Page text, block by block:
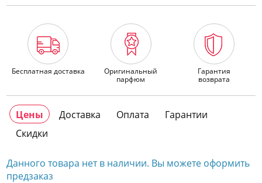
Бесплатная доставка
Оригинальный
парфюм
Гарантия
возврата
Цены Доставка Оплата
Гарантии
Скидки
Данного товара нет в наличии. Вы можете оформить
предзаказ